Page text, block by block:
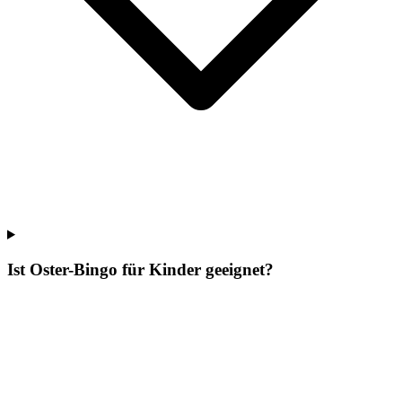
Ist Oster-Bingo für Kinder geeignet?